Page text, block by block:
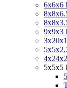
6x6x6
9x9x3
5x5x5